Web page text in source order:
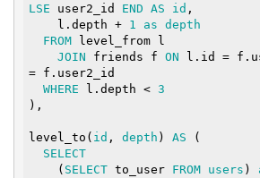
LSE user2_id END AS id ,
    l.depth +
1 as depth
FROM level_from l
JOIN friends f ON l.id =
= f.user2_id
WHERE l.depth < 3
),
level_to( id , depth ) AS (
SELECT
    (
SELECT to_user FROM users )